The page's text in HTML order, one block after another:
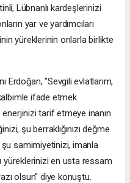
Lübnanlı kardeşlerinizi
yar ve yardımcıları
yüreklerinin onlarla birlikte
Erdoğan, "Sevgili evlatlarım,
ifade etmek
tarif etmeye inanın
şu berraklığınızı değme
samimiyetinizi, imanla
en usta ressam
olsun" diye konuştu.